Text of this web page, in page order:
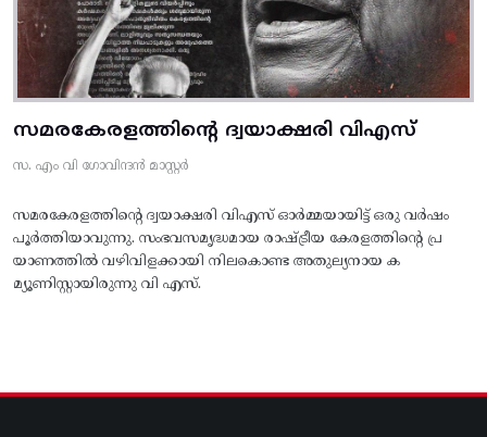
സമരകേരളത്തിൻ്റെ ദ്വയാക്ഷരി വിഎസ്
സ. എം വി ഗോവിന്ദൻ മാസ്റ്റർ
സമരകേരളത്തിൻ്റെ ദ്വയാക്ഷരി വിഎസ് ഓർമ്മയായിട്ട് ഒരു വർഷം
പൂർത്തിയാവുന്നു. സംഭവസമൃദ്ധമായ രാഷ്ട്രീയ കേരളത്തിന്റെ പ്ര
യാണത്തിൽ വഴിവിളക്കായി നിലകൊണ്ട അതുല്യനായ ക
മ്യൂണിസ്റ്റായിരുന്നു വി എസ്.